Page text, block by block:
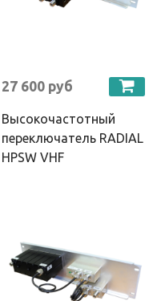
27 600 руб
Высокочастотный
переключатель RADIAL
HPSW VHF